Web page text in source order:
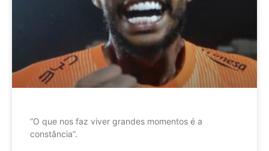
”O que nos faz viver grandes momentos é a
constância”.